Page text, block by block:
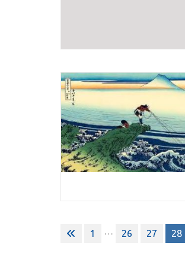
Paginazione
1 … 26 27 28